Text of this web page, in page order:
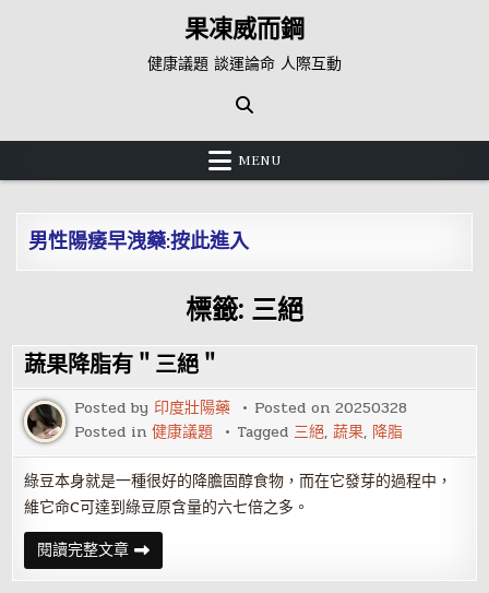
果凍威而鋼
健康議題 談運論命 人際互動
MENU
男性陽痿早洩藥:按此進入
標籤: 三絕
蔬果降脂有＂三絕＂
Posted by 印度壯陽藥 Posted on20250328
Posted in健康議題 Tagged 三絕,蔬果, 降脂
綠豆本身就是一種很好的降膽固醇食物，而在它發芽的過程中，
維它命C可達到綠豆原含量的六七倍之多。
閱讀完整文章蔬
果
降